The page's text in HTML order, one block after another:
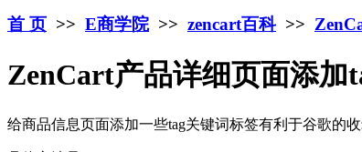
首 页 >> E商学院>> zencart百科>>
ZenCart产品详细页面添加
给商品信息页面添加一些tag关键词标签有利于谷歌的